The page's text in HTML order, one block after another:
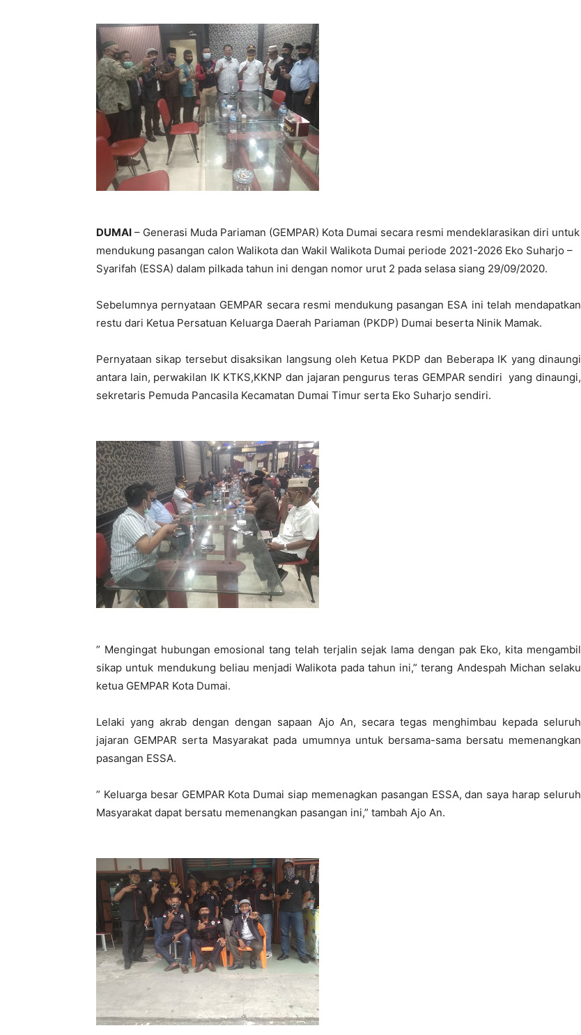
DUMAI – Generasi Muda Pariaman (GEMPAR) Kota Dumai secara resmi mendeklarasikan diri untuk
mendukung pasangan calon Walikota dan Wakil Walikota Dumai periode 2021-2026 Eko Suharjo –
Syarifah (ESSA) dalam pilkada tahun ini dengan nomor urut 2 pada selasa siang 29/09/2020.
Sebelumnya pernyataan GEMPAR secara resmi mendukung pasangan ESA ini telah mendapatkan
restu dari Ketua Persatuan Keluarga Daerah Pariaman (PKDP) Dumai beserta Ninik Mamak.
Pernyataan sikap tersebut disaksikan langsung oleh Ketua PKDP dan Beberapa IK yang dinaungi
antara lain, perwakilan IK KTKS,KKNP dan jajaran pengurus teras GEMPAR sendiri yang dinaungi,
sekretaris Pemuda Pancasila Kecamatan Dumai Timur serta Eko Suharjo sendiri.
” Mengingat hubungan emosional tang telah terjalin sejak lama dengan pak Eko, kita mengambil
sikap untuk mendukung beliau menjadi Walikota pada tahun ini,” terang Andespah Michan selaku
ketua GEMPAR Kota Dumai.
Lelaki yang akrab dengan dengan sapaan Ajo An, secara tegas menghimbau kepada seluruh
jajaran GEMPAR serta Masyarakat pada umumnya untuk bersama-sama bersatu memenangkan
pasangan ESSA.
” Keluarga besar GEMPAR Kota Dumai siap memenagkan pasangan ESSA, dan saya harap seluruh
Masyarakat dapat bersatu memenangkan pasangan ini,” tambah Ajo An.